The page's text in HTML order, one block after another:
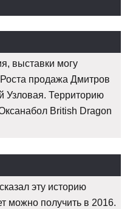
выставки могу
продажа Дмитров
Узловая. Территорию
British Dragon
эту историю
можно получить в 2016.